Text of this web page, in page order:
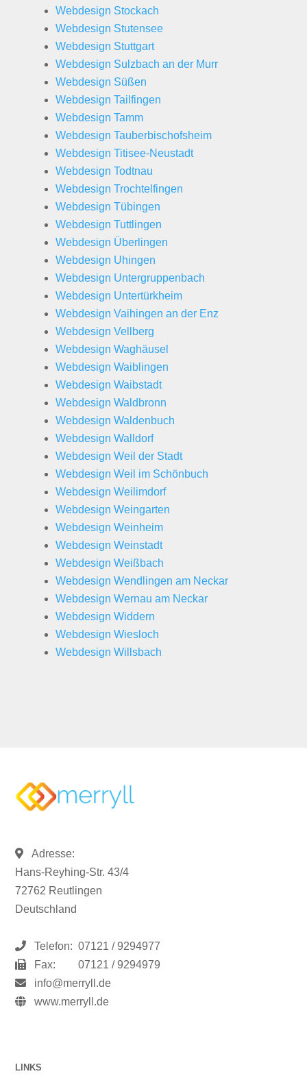
Webdesign Stockach
Webdesign Stutensee
Webdesign Stuttgart
Webdesign Sulzbach an der Murr
Webdesign Süßen
Webdesign Tailfingen
Webdesign Tamm
Webdesign Tauberbischofsheim
Webdesign Titisee-Neustadt
Webdesign Todtnau
Webdesign Trochtelfingen
Webdesign Tübingen
Webdesign Tuttlingen
Webdesign Überlingen
Webdesign Uhingen
Webdesign Untergruppenbach
Webdesign Untertürkheim
Webdesign Vaihingen an der Enz
Webdesign Vellberg
Webdesign Waghäusel
Webdesign Waiblingen
Webdesign Waibstadt
Webdesign Waldbronn
Webdesign Waldenbuch
Webdesign Walldorf
Webdesign Weil der Stadt
Webdesign Weil im Schönbuch
Webdesign Weilimdorf
Webdesign Weingarten
Webdesign Weinheim
Webdesign Weinstadt
Webdesign Weißbach
Webdesign Wendlingen am Neckar
Webdesign Wernau am Neckar
Webdesign Widdern
Webdesign Wiesloch
Webdesign Willsbach
Adresse:
Hans-Reyhing-Str. 43/4
72762 Reutlingen
Deutschland
Telefon: 07121 / 9294977
Fax:
07121 / 9294979
info@merryll.de
www.merryll.de
LINKS